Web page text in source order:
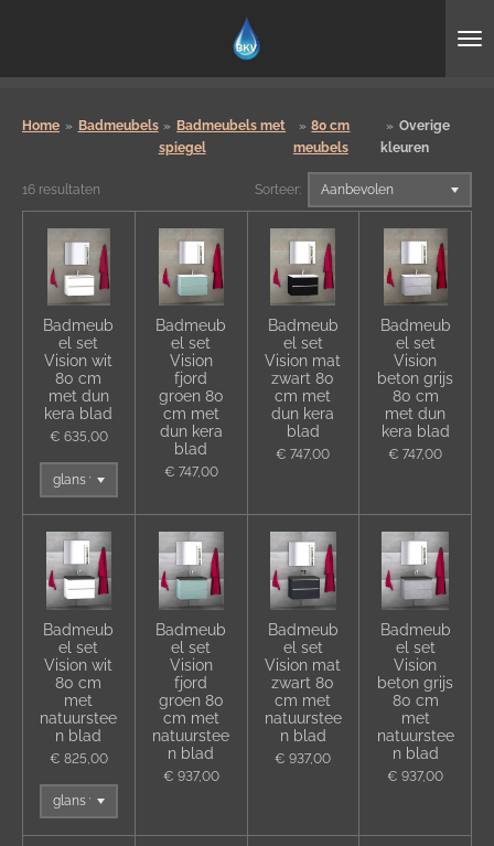
Home » Badmeubels » Badmeubels met
spiegel
» 80 cm
meubels
» Overige
kleuren
16 resultaten Sorteer:
Badmeub
el set
Vision wit
80 cm
met dun
kera blad
€ 635,00
Badmeub
el set
Vision
fjord
groen 80
cm met
dun kera
blad
€ 747,00
Badmeub
el set
Vision mat
zwart 80
cm met
dun kera
blad
€ 747,00
Badmeub
el set
Vision
beton grijs
80 cm
met dun
kera blad
€ 747,00
Badmeub
el set
Vision wit
80 cm
met
natuurstee
n blad
€ 825,00
Badmeub
el set
Vision
fjord
groen 80
cm met
natuurstee
n blad
€ 937,00
Badmeub
el set
Vision mat
zwart 80
cm met
natuurstee
n blad
€ 937,00
Badmeub
el set
Vision
beton grijs
80 cm
met
natuurstee
n blad
€ 937,00